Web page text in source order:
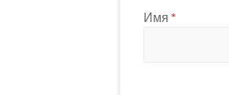
Имя *